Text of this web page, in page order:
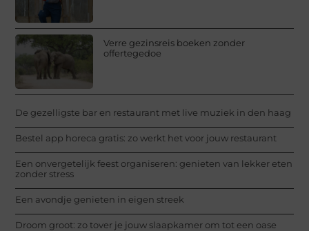
Verre gezinsreis boeken zonder
offertegedoe
De gezelligste bar en restaurant met live muziek in den haag
Bestel app horeca gratis: zo werkt het voor jouw restaurant
Een onvergetelijk feest organiseren: genieten van lekker eten
zonder stress
Een avondje genieten in eigen streek
Droom groot: zo tover je jouw slaapkamer om tot een oase